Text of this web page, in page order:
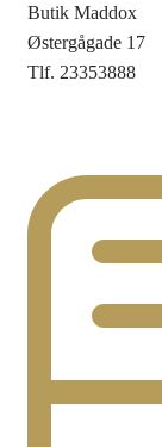
Butik Maddox
Østergågade 17
Tlf. 23353888